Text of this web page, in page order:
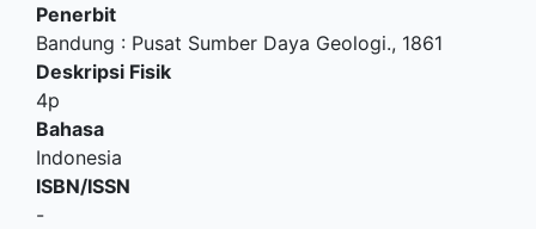
Penerbit
Bandung : Pusat Sumber Daya Geologi., 1861
Deskripsi Fisik
4p
Bahasa
Indonesia
ISBN/ISSN
-